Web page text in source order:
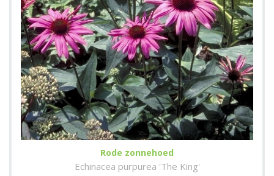
Rode zonnehoed
Echinacea purpurea 'The King'